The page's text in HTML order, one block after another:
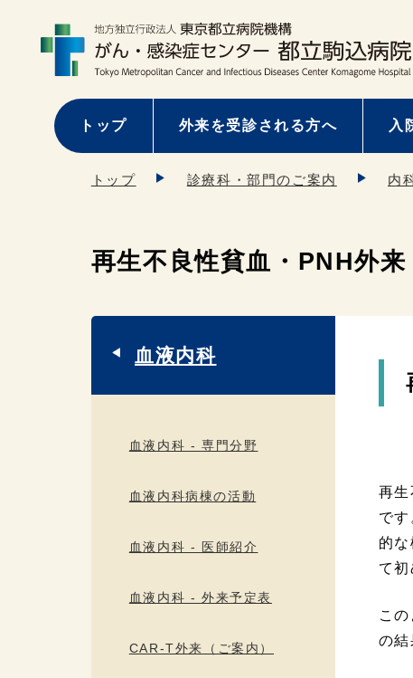
トップ 外来を受診される方へ 入
トップ 診療科・部門のご案内 内
再生不良性貧血・PNH外来
再
で
的
て初
こ
の結
血液内科
血液内科 - 専門分野
血液内科病棟の活動
血液内科 - 医師紹介
血液内科 - 外来予定表
CAR-T外来（ご案内）